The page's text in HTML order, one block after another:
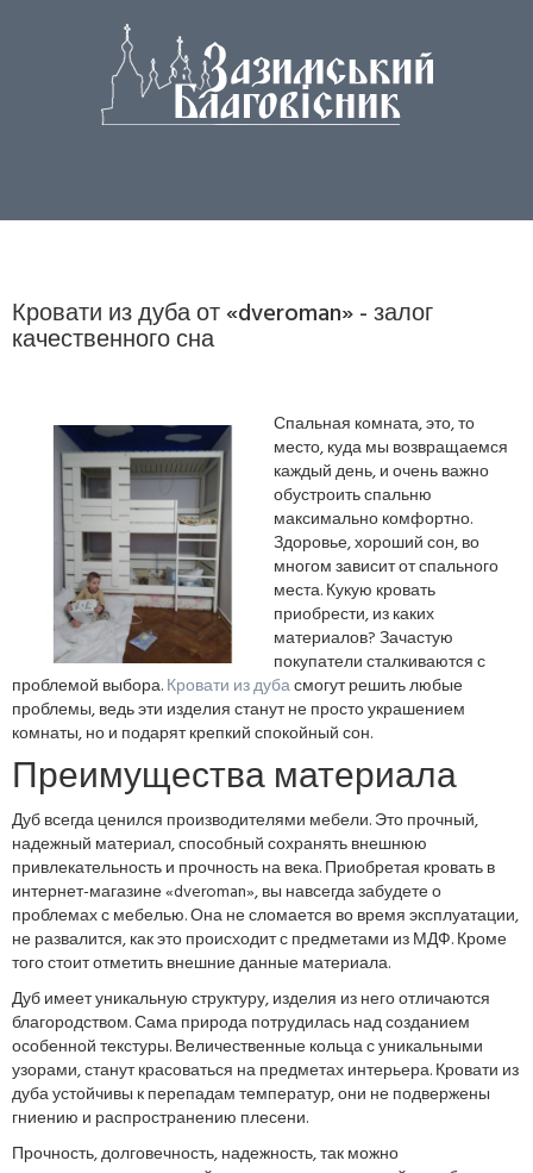
Кровати из дуба от «dveroman» - залог
качественного сна
Спальная комната, это, то
место, куда мы возвращаемся
каждый день, и очень важно
обустроить спальню
максимально комфортно.
Здоровье, хороший сон, во
многом зависит от спального
места. Кукую кровать
приобрести, из каких
материалов? Зачастую
покупатели сталкиваются с
проблемой выбора.Кровати из дубасмогут решить любые
проблемы, ведь эти изделия станут не просто украшением
комнаты, но и подарят крепкий спокойный сон.
Преимущества материала
Дуб всегда ценился производителями мебели. Это прочный,
надежный материал, способный сохранять внешнюю
привлекательность и прочность на века. Приобретая кровать в
интернет-магазине «dveroman», вы навсегда забудете о
проблемах с мебелью. Она не сломается во время эксплуатации,
не развалится, как это происходит с предметами из МДФ. Кроме
того стоит отметить внешние данные материала.
Дуб имеет уникальную структуру, изделия из него отличаются
благородством. Сама природа потрудилась над созданием
особенной текстуры. Величественные кольца с уникальными
узорами, станут красоваться на предметах интерьера. Кровати из
дуба устойчивы к перепадам температур, они не подвержены
гниению и распространению плесени.
Прочность, долговечность, надежность, так можно